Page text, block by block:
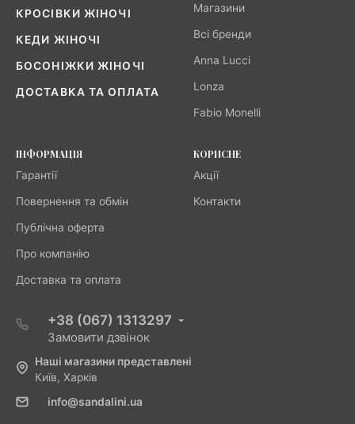
КРОСІВКИ ЖІНОЧІ
КЕДИ ЖІНОЧІ
БОСОНІЖКИ ЖІНОЧІ
ДОСТАВКА ТА ОПЛАТА
Магазини
Всі бренди
Anna Lucci
Lonza
Fabio Monelli
ІНФОРМАЦІЯ
Гарантії
Повернення та обмін
Публічна оферта
Про компанію
Доставка та оплата
КОРИСНЕ
Акції
Контакти
+38 (067) 1313297
Замовити дзвінок
Наші магазини представлені
Київ, Харків
info@sandalini.ua